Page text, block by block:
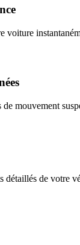
voiture
mouvement
détaillés de votre